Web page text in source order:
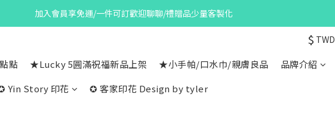
加入會員享免運/一件可訂歡迎聊聊/禮贈品少量客製化
$ TWD
點 ★Lucky 5圓滿祝福新品上架 ★小手帕/口水巾/親膚良品
品牌介紹
Yin Story 印花
✪ 客家印花 Design by tyler